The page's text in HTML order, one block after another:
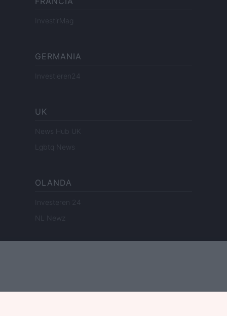
InvestirMag
GERMANIA
Investieren24
UK
News Hub UK
Lgbtq News
OLANDA
Investeren 24
NL Newz